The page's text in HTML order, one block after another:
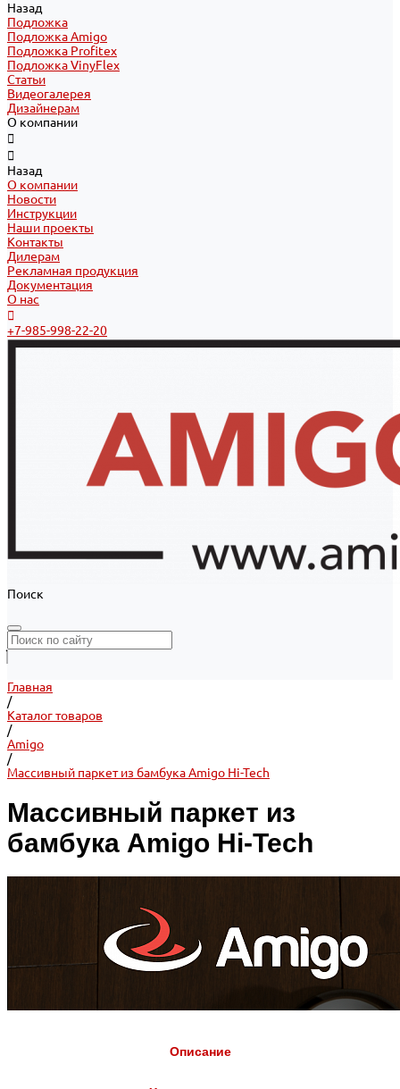
Назад
Подложка
Подложка Amigo
Подложка Profitex
Подложка VinyFlex
Статьи
Видеогалерея
Дизайнерам
О компании
Назад
О компании
Новости
Инструкции
Наши проекты
Контакты
Дилерам
Рекламная продукция
Документация
О нас
+7-985-998-22-20
Поиск
Главная
/
Каталог товаров
/
Amigo
/
Массивный паркет из бамбука Amigo Hi-Tech
Массивный паркет из
бамбука Amigo Hi-Tech
Описание